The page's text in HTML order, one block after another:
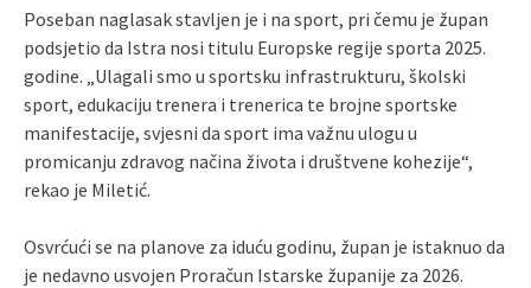
Poseban naglasak stavljen je i na sport, pri čemu je župan
podsjetio da Istra nosi titulu Europske regije sporta 2025.
godine. „Ulagali smo u sportsku infrastrukturu, školski
sport, edukaciju trenera i trenerica te brojne sportske
manifestacije, svjesni da sport ima važnu ulogu u
promicanju zdravog načina života i društvene kohezije“,
rekao je Miletić.
Osvrćući se na planove za iduću godinu, župan je istaknuo da
je nedavno usvojen Proračun Istarske županije za 2026.